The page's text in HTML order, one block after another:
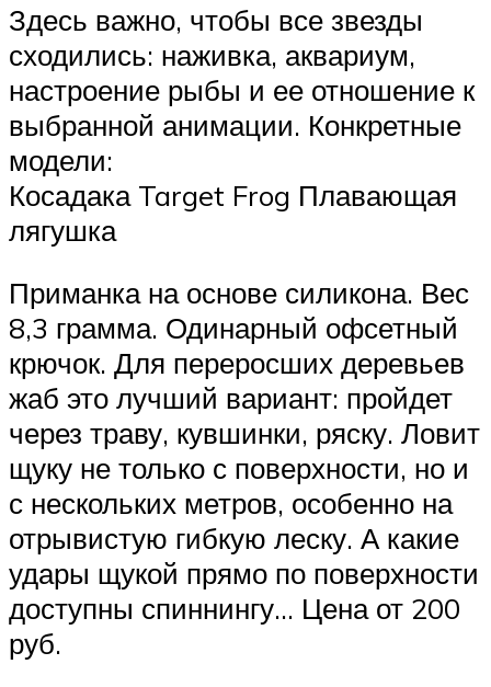
Здесь важно, чтобы все звезды
сходились: наживка, аквариум,
настроение рыбы и ее отношение к
выбранной анимации. Конкретные
модели:
Косадака Target Frog Плавающая
лягушка
Приманка на основе силикона. Вес
8,3 грамма. Одинарный офсетный
крючок. Для переросших деревьев
жаб это лучший вариант: пройдет
через траву, кувшинки, ряску. Ловит
щуку не только с поверхности, но и
с нескольких метров, особенно на
отрывистую гибкую леску. А какие
удары щукой прямо по поверхности
доступны спиннингу… Цена от 200
руб.